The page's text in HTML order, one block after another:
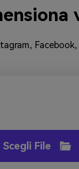
Scegli File